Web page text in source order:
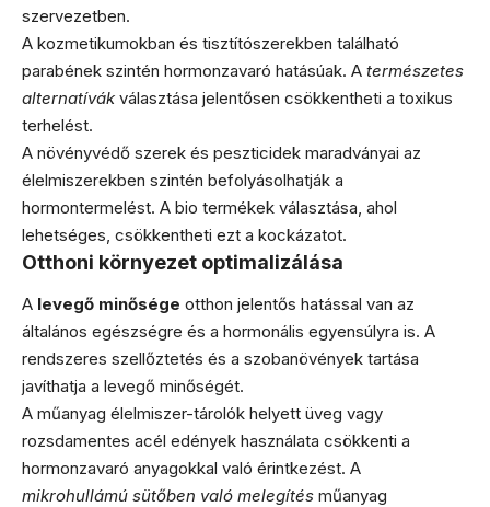
szervezetben.
A kozmetikumokban és tisztítószerekben található
parabének szintén hormonzavaró hatásúak. A természetes
alternatívák választása jelentősen csökkentheti a toxikus
terhelést.
A növényvédő szerek és peszticidek maradványai az
élelmiszerekben szintén befolyásolhatják a
hormontermelést. A bio termékek választása, ahol
lehetséges, csökkentheti ezt a kockázatot.
Otthoni környezet optimalizálása
A levegő minősége otthon jelentős hatással van az
általános egészségre és a hormonális egyensúlyra is. A
rendszeres szellőztetés és a szobanövények tartása
javíthatja a levegő minőségét.
A műanyag élelmiszer-tárolók helyett üveg vagy
rozsdamentes acél edények használata csökkenti a
hormonzavaró anyagokkal való érintkezést. A
mikrohullámú sütőben való melegítés műanyag